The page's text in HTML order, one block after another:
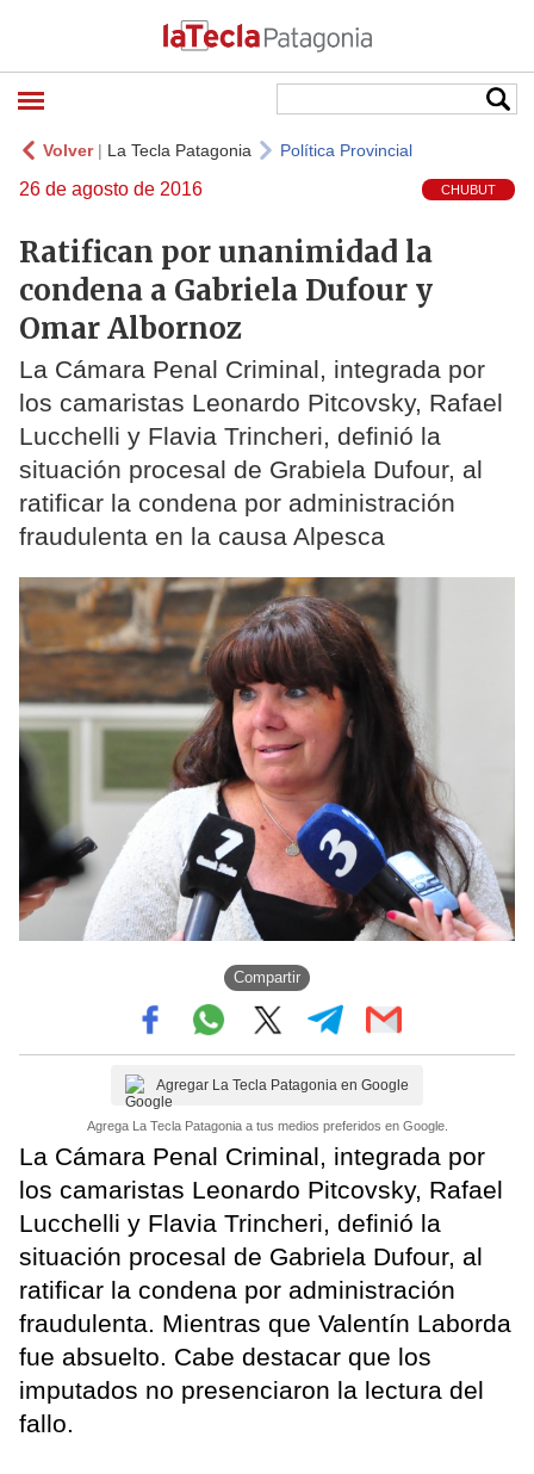
Volver| La Tecla Patagonia Política Provincial
26 de agosto de 2016 CHUBUT
Ratifican por unanimidad la
condena a Gabriela Dufour y
Omar Albornoz
La Cámara Penal Criminal, integrada por
los camaristas Leonardo Pitcovsky, Rafael
Lucchelli y Flavia Trincheri, definió la
situación procesal de Grabiela Dufour, al
ratificar la condena por administración
fraudulenta en la causa Alpesca
Compartir
Agregar La Tecla Patagonia en Google
Agrega La Tecla Patagonia a tus medios preferidos en Google.
La Cámara Penal Criminal, integrada por
los camaristas Leonardo Pitcovsky, Rafael
Lucchelli y Flavia Trincheri, definió la
situación procesal de Gabriela Dufour, al
ratificar la condena por administración
fraudulenta. Mientras que Valentín Laborda
fue absuelto. Cabe destacar que los
imputados no presenciaron la lectura del
fallo.